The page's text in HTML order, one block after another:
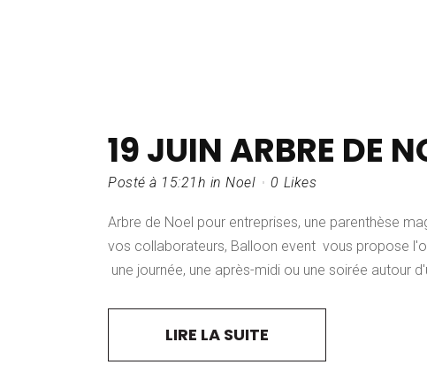
19 JUINARBRE DE
Posté à 15:21h in Noel 0 Likes
Arbre de Noel pour entreprises, une parenthèse
vos collaborateurs, Balloon event vous propose
une journée, une après-midi ou une soirée autour
LIRE LA SUITE